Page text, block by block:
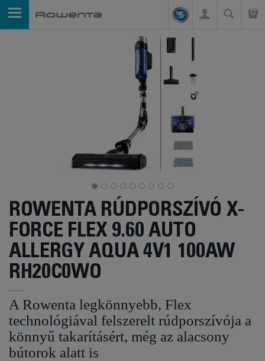
ROWENTA RÚDPORSZÍVÓ X-
FORCE FLEX 9.60 AUTO
ALLERGY AQUA 4V1 100AW
RH20C0WO
A Rowenta legkönnyebb, Flex
technológiával felszerelt rúdporszívója a
könnyű takarításért, még az alacsony
bútorok alatt is